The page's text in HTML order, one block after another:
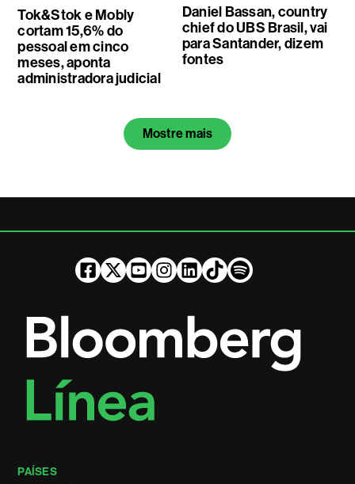
Tok&Stok e Mobly
cortam 15,6% do
pessoal em cinco
meses, aponta
administradora judicial
Daniel Bassan, country
chief do UBS Brasil, vai
para Santander, dizem
fontes
Mostre mais
PAÍSES